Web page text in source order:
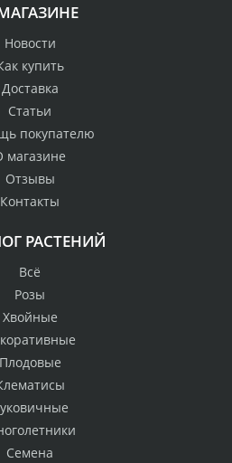
Новости
купить
Доставка
Статьи
покупателю
магазине
Отзывы
Контакты
РАСТЕНИЙ
Всё
Розы
Хвойные
Плодовые
Семена